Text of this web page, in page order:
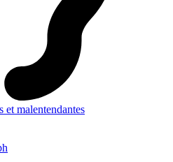
et malentendantes